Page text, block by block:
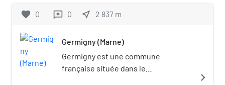
favorite 0 reviews 0 near_me 2 837 m
Germigny (Marne)
Germigny est une commune
française située dans le
navigate_next